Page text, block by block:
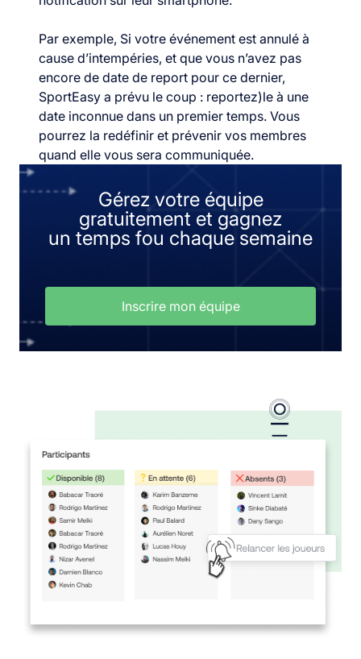
Par exemple, Si votre événement est annulé à
cause d’intempéries, et que vous n’avez pas
encore de date de report pour ce dernier,
SportEasy a prévu le coup : reportez)le à une
date inconnue dans un premier temps. Vous
pourrez la redéfinir et prévenir vos membres
quand elle vous sera communiquée.
Gérez votre équipe
gratuitement et gagnez
un temps fou chaque semaine
Inscrire mon équipe